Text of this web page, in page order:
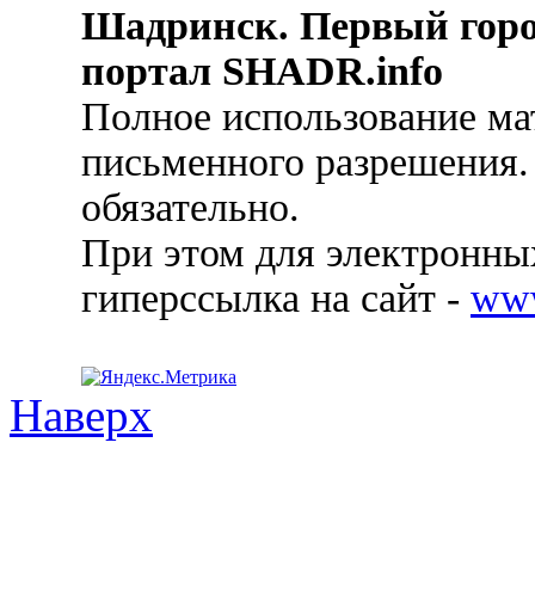
Шадринск. Первый
портал SHADR.info
Полное использование
письменного
обязательно.
При этом для
гиперссылка на сайт -
Наверх